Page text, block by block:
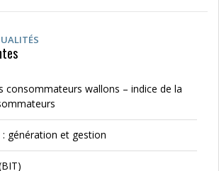
consommateurs wallons – indice de la
génération et gestion